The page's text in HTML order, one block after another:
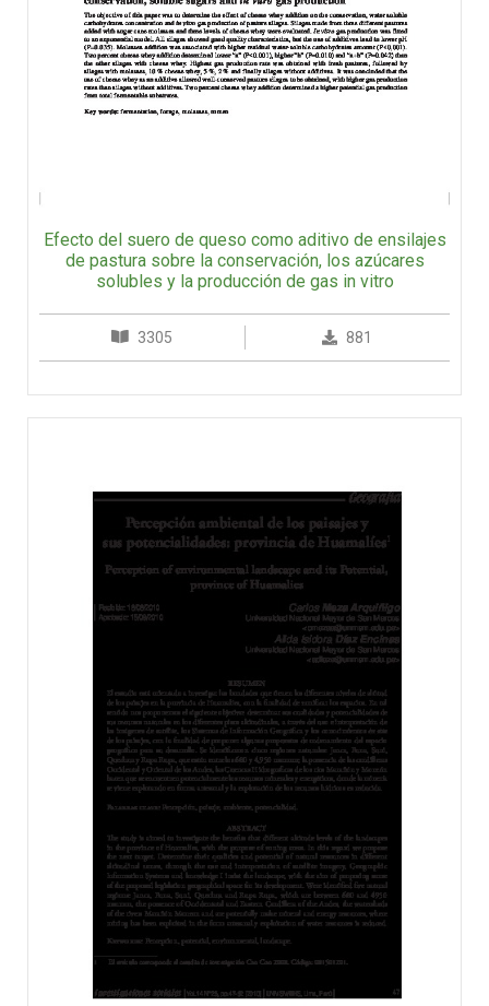
Efecto del suero de queso como aditivo de ensilajes
de pastura sobre la conservación, los azúcares
solubles y la producción de gas in vitro
3305 881